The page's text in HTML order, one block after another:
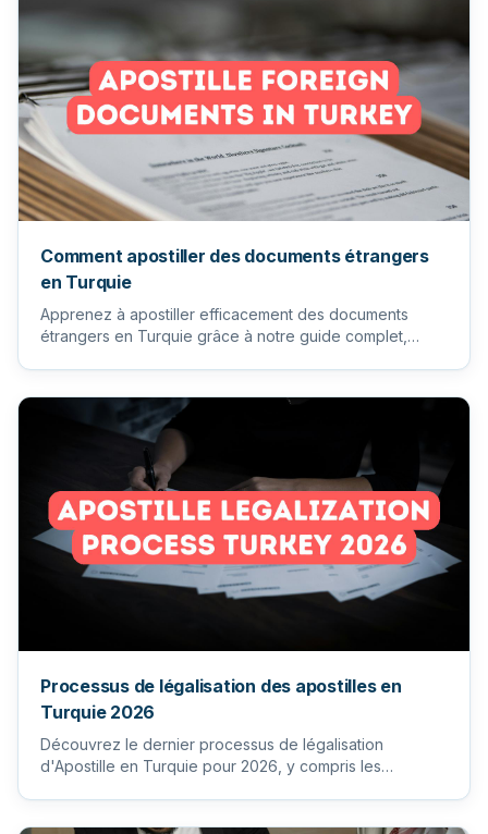
Comment apostiller des documents étrangers
en Turquie
Apprenez à apostiller efficacement des documents
étrangers en Turquie grâce à notre guide complet,
Processus de légalisation des apostilles en
Turquie 2026
Découvrez le dernier processus de légalisation
d'Apostille en Turquie pour 2026, y compris les